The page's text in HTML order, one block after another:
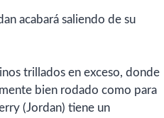
acabará saliendo de su
trillados en exceso, donde
bien rodado como para
(Jordan) tiene un